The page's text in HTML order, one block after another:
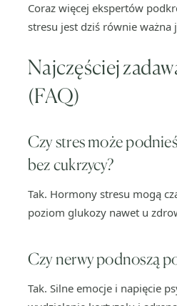
Coraz więcej ekspertów
stresu jest dziś równie ważna
Najczęściej
(FAQ)
Czy stres może
bez cukrzycy?
Tak. Hormony stresu mogą
poziom glukozy nawet u
Czy nerwy podnoszą
Tak. Silne emocje i napięcie